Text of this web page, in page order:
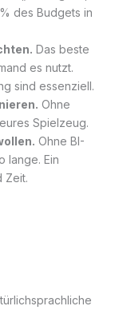
des Budgets in
Das beste
es nutzt.
sind essenziell.
Ohne
Spielzeug.
Ohne BI-
lange. Ein
Zeit.